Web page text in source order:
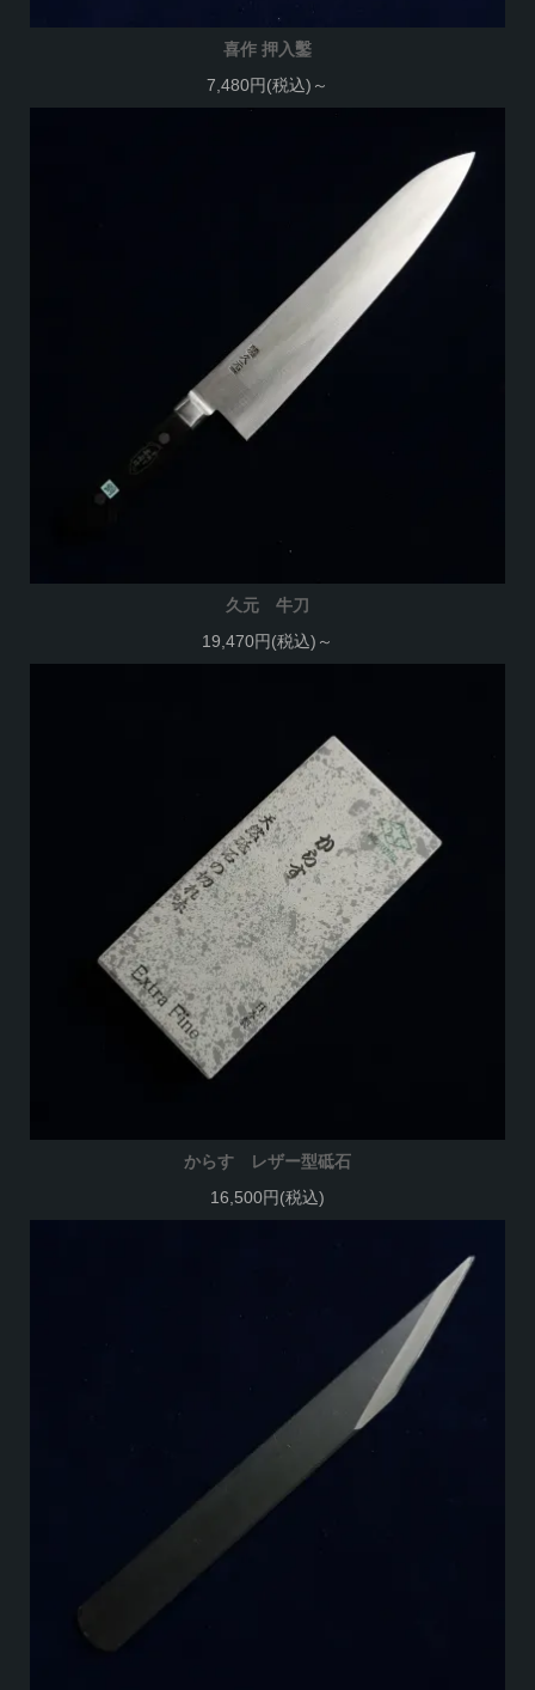
喜作 押入鑿
7,480円(税込)～
久元 牛刀
19,470円(税込)～
からす レザー型砥石
16,500円(税込)